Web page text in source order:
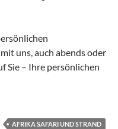
uns, auch abends oder
Sie – Ihre persönlichen
AFRIKA SAFARI UND STRAND